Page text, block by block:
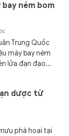
ném bom
Trung Quốc
máy bay ném
lửa đạn đạo...
dược từ
phá hoại tại